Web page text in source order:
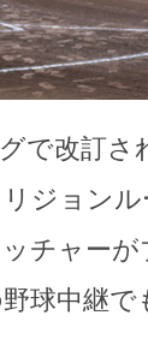
で改訂
ジョン
チャー
球中継